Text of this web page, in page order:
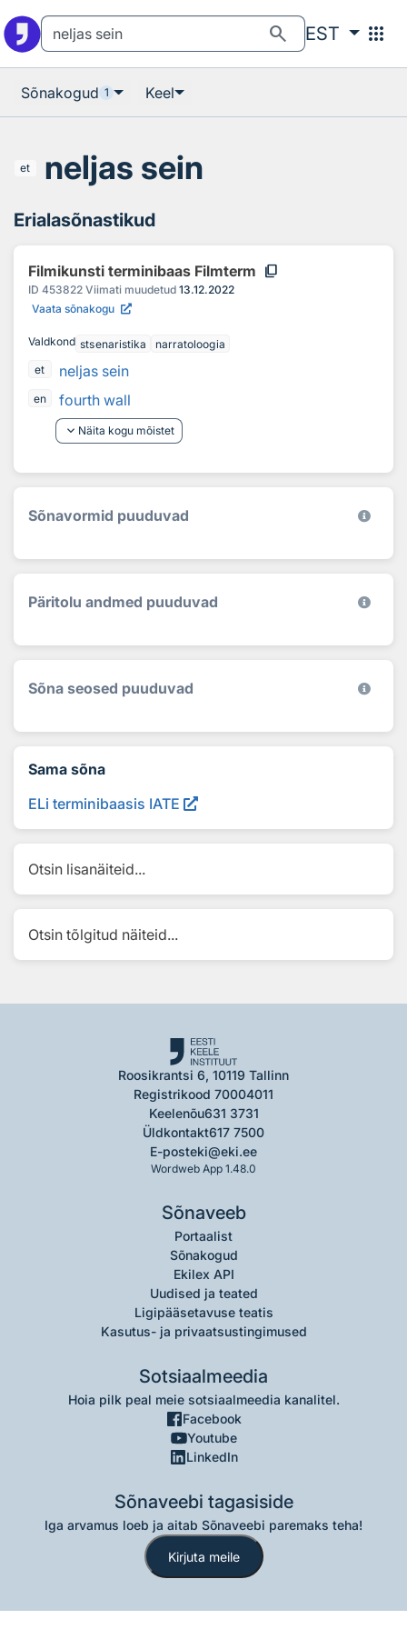
search EST apps
Sõnakogud 1 Keel
et neljas sein
Erialasõnastikud
Filmikunsti terminibaas Filmterm content_copy
ID 453822 Viimati muudetud 13.12.2022
Vaata sõnakogu
Valdkond stsenaristika
narratoloogia
et
neljas sein
en
fourth wall
keyboard_arrow_down Näita kogu mõistet
Sõnavormid puuduvad
Päritolu andmed puuduvad
Sõna seosed puuduvad
Sama sõna
ELi terminibaasis IATE
Otsin lisanäiteid...
Otsin tõlgitud näiteid...
Roosikrantsi 6, 10119 Tallinn
Registrikood 70004011
Keelenõu631 3731
Üldkontakt617 7500
E-posteki@eki.ee
Wordweb App 1.48.0
Sõnaveeb
Portaalist
Sõnakogud
Ekilex API
Uudised ja teated
Ligipääsetavuse teatis
Kasutus- ja privaatsustingimused
Sotsiaalmeedia
Hoia pilk peal meie sotsiaalmeedia kanalitel.
Facebook
Youtube
LinkedIn
Sõnaveebi tagasiside
Iga arvamus loeb ja aitab Sõnaveebi paremaks teha!
Kirjuta meile